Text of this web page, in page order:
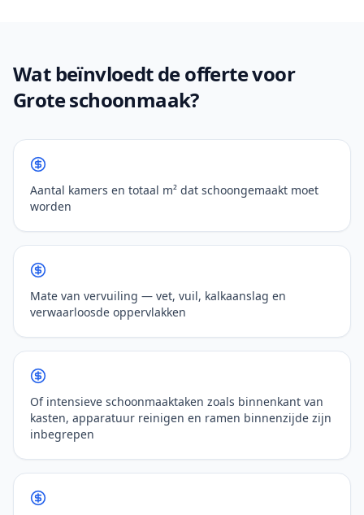
Wat beïnvloedt de offerte voor
Grote schoonmaak?
Aantal kamers en totaal m² dat schoongemaakt moet
worden
Mate van vervuiling — vet, vuil, kalkaanslag en
verwaarloosde oppervlakken
Of intensieve schoonmaaktaken zoals binnenkant van
kasten, apparatuur reinigen en ramen binnenzijde zijn
inbegrepen